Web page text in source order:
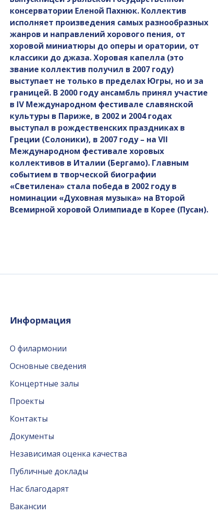
консерватории Еленой Пахнюк. Коллектив
исполняет произведения самых разнообразных
жанров и направлений хорового пения, от
хоровой миниатюры до оперы и оратории, от
классики до джаза. Хоровая капелла (это
звание коллектив получил в 2007 году)
выступает не только в пределах Югры, но и за
границей. В 2000 году ансамбль принял участие
в IV Международном фестивале славянской
культуры в Париже, в 2002 и 2004 годах
выступал в рождественских праздниках в
Греции (Солоники), в 2007 году – на VII
Международном фестивале хоровых
коллективов в Италии (Бергамо). Главным
событием в творческой биографии
«Светилена» стала победа в 2002 году в
номинации «Духовная музыка» на Второй
Всемирной хоровой Олимпиаде в Корее (Пусан).
Информация
О филармонии
Основные сведения
Концертные залы
Проекты
Контакты
Документы
Независимая оценка качества
Публичные доклады
Нас благодарят
Вакансии